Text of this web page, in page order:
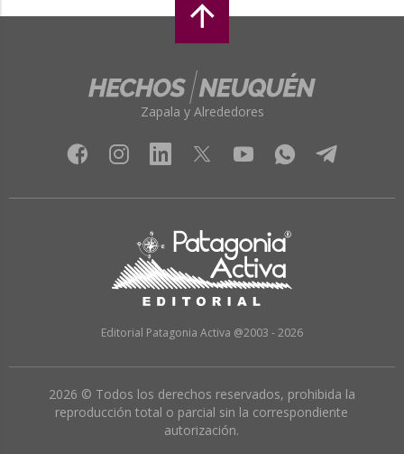
Zapala y Alrededores
Editorial Patagonia Activa @2003 - 2026
2026 © Todos los derechos reservados, prohibida la
reproducción total o parcial sin la correspondiente
autorización.